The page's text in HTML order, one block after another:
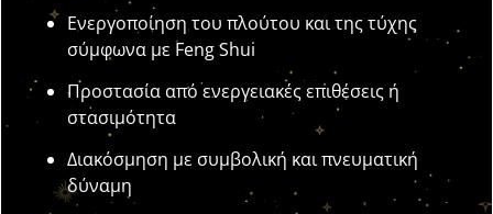
Ενεργοποίηση του πλούτου και της τύχης
σύμφωνα με Feng Shui
Προστασία από ενεργειακές επιθέσεις ή
στασιμότητα
Διακόσμηση με συμβολική και πνευματική
δύναμη